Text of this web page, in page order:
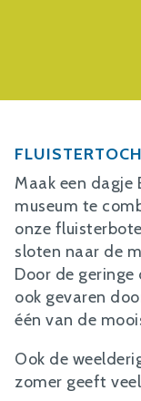
Maak een dagje
museum te
onze
sloten naar de
Door de
ook gevaren
één van de
Ook de
zomer geeft